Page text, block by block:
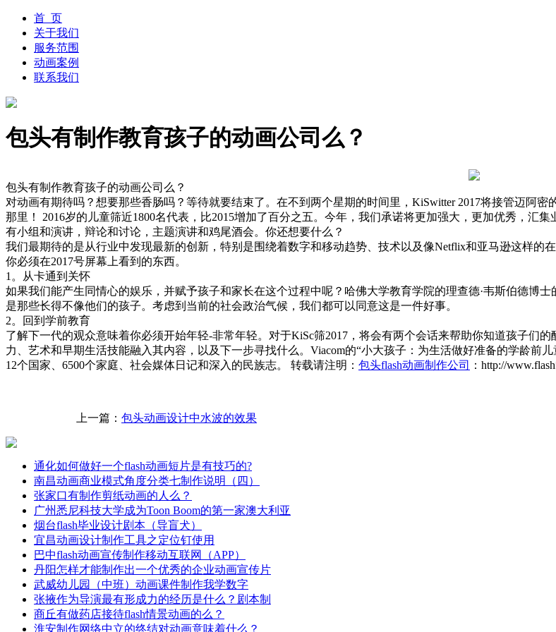
首 页
关于我们
服务范围
动画案例
联系我们
包头有制作教育孩子的动画公司么？
包头有制作教育孩子的动画公司么？
对动画有期待吗？想要那些香肠吗？等待就要结束了。在不到两个星期的时间里，KiSwitter 2017将接管迈阿
那里！ 2016岁的儿童筛近1800名代表，比2015增加了百分之五。今年，我们承诺将更加强大，更加优秀，汇
有小组和演讲，辩论和讨论，主题演讲和鸡尾酒会。你还想要什么？
我们最期待的是从行业中发现最新的创新，特别是围绕着数字和移动趋势、技术以及像Netflix和亚马逊这样的
你必须在2017号屏幕上看到的东西。
1。从卡通到关怀
如果我们能产生同情心的娱乐，并赋予孩子和家长在这个过程中呢？哈佛大学教育学院的理查德·韦斯伯德博
是那些长得不像他们的孩子。考虑到当前的社会政治气候，我们都可以同意这是一件好事。
2。回到学前教育
了解下一代的观众意味着你必须开始年轻-非常年轻。对于KiSc筛2017，将会有两个会话来帮助你知道孩子们
力、艺术和早期生活技能融入其内容，以及下一步寻找什么。Viacom的“小大孩子：为生活做好准备的学龄前
12个国家、6500个家庭、社会媒体日记和深入的民族志。 转载请注明： 包头flash动画制作公司 ：http://
上一篇： 包头动画设计中水波的效果
通化如何做好一个flash动画短片是有技巧的?
南昌动画商业模式角度分类七制作说明（四）
张家口有制作剪纸动画的人么？
广州悉尼科技大学成为Toon Boom的第一家澳大利亚
烟台flash毕业设计剧本（导盲犬）
宜昌动画设计制作工具之定位钉使用
巴中flash动画宣传制作移动互联网（APP）
丹阳怎样才能制作出一个优秀的企业动画宣传片
武威幼儿园（中班）动画课件制作我学数字
张掖作为导演最有形成力的经历是什么？剧本制
商丘有做药店接待flash情景动画的么？
淮安制作网络中立的终结对动画意味着什么？